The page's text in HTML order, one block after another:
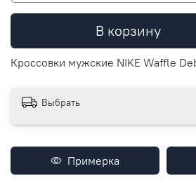
В корзину
Кроссовки мужские NIKE Waffle
Выбрать
Примерка